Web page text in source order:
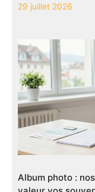
29 juillet 2026
Album photo :